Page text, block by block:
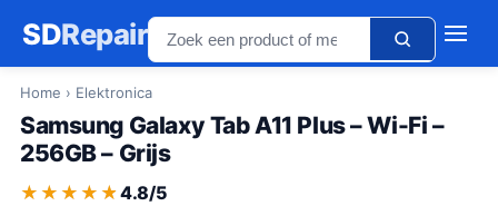
SDRepair
Home › Elektronica
Samsung Galaxy Tab A11 Plus – Wi-Fi –
256GB – Grijs
★★★★★
★★★★★ 4.8/5